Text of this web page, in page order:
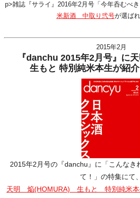
p>雑誌『サライ』2016年2月号「今年呑むべ
米新酒 中取り弐号が選ばれ
2015年2月
『danchu 2015年2月号』に
生もと 特別純米本生が紹介
2015年2月号の『danchu』に「こんなき
て！」の特集にて、
天明 焔(HOMURA) 生もと 特別純米本